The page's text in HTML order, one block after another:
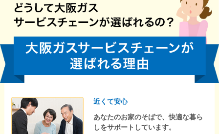
近くて安心
あなたのお家のそばで、快適な暮ら
しをサポートしています。